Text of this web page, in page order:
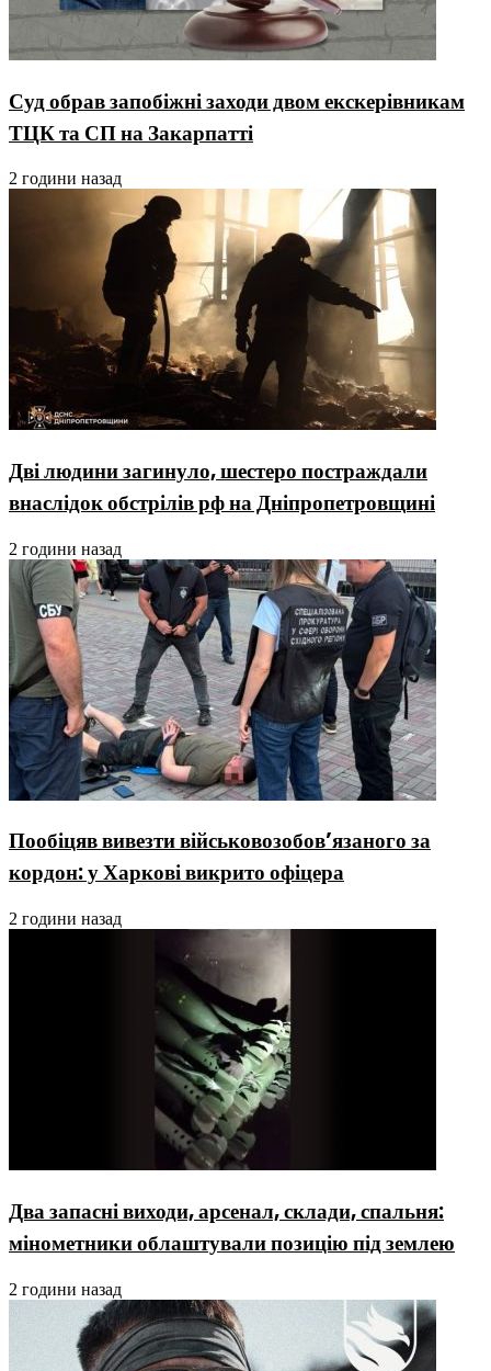
Суд обрав запобіжні заходи двом екскерівникам
ТЦК та СП на Закарпатті
2 години назад
Дві людини загинуло, шестеро постраждали
внаслідок обстрілів рф на Дніпропетровщині
2 години назад
Пообіцяв вивезти військовозобов’язаного за
кордон: у Харкові викрито офіцера
2 години назад
Два запасні виходи, арсенал, склади, спальня:
мінометники облаштували позицію під землею
2 години назад